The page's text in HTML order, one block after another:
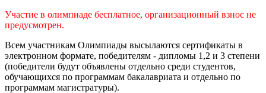
Участие в олимпиаде бесплатное, организационный взнос не
предусмотрен.
Всем участникам Олимпиады высылаются сертификаты в
электронном формате, победителям - дипломы 1,2 и 3 степени
(победители будут объявлены отдельно среди студентов,
обучающихся по программам бакалавриата и отдельно по
программам магистратуры).